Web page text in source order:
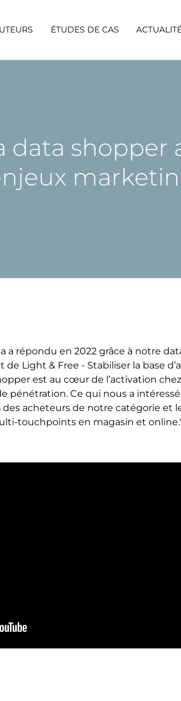
ÉTUDES DE CAS
data shopper
a répondu en 2022 grâce à notre
de Light & Free - Stabiliser la base
est au cœur de l’activation
pénétration. Ce qui nous a
des acheteurs de notre catégorie et
touchpoints en magasin et